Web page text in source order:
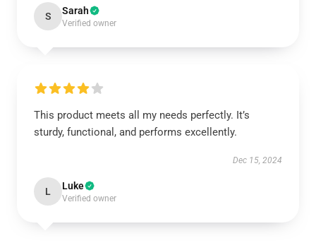
S Sarah
Verified owner
This product meets all my needs perfectly. It’s
sturdy, functional, and performs excellently.
Dec 15, 2024
L Luke
Verified owner